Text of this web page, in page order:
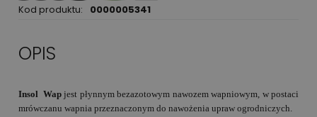
Kod produktu: 0000005341
OPIS
Insol Wapjest płynnym bezazotowym nawozem wapniowym, w postaci
mrówczanu wapnia przeznaczonym do nawożenia upraw ogrodniczych.